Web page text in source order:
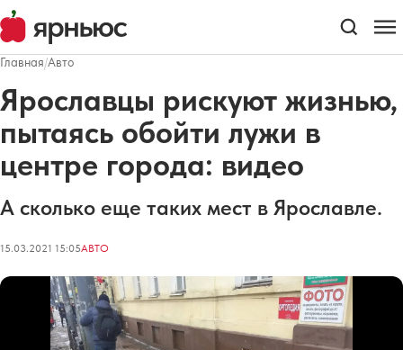
Главная/Авто
Ярославцы рискуют жизнью,
пытаясь обойти лужи в
центре города: видео
А сколько еще таких мест в Ярославле.
15.03.2021 15:05АВТО